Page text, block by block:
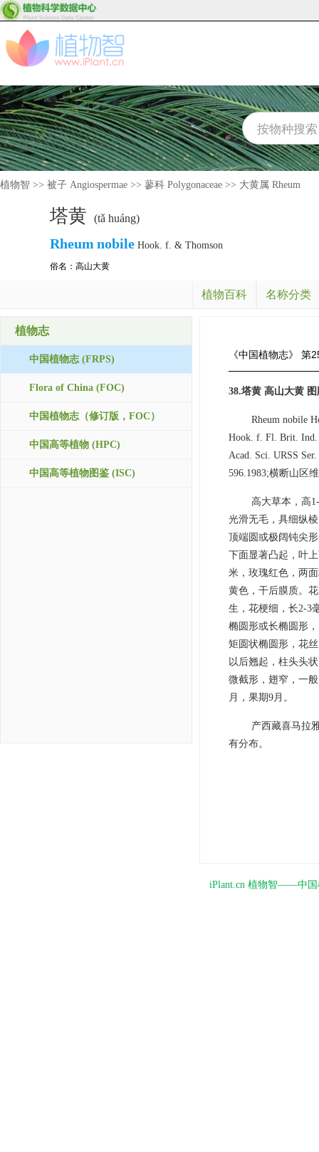
植物智 >> 被子 Angiospermae >> 蓼科 Polygonaceae >> 大黄属 Rheum
塔黄 (tǎ huáng)
Rheum nobile Hook. f. & Thomson
俗名： 高山大黄
植物百科 名称分类
植物志
中国植物志 (FRPS)
Flora of China (FOC)
中国植物志（修订版，FOC）
中国高等植物 (HPC)
中国高等植物图鉴 (ISC)
《中国植物志》 第
38.塔黄 高山大黄 图
Rheum nobile
Hook. f. Fl. Brit. Ind.
Acad. Sci. URSS
596.1983;横断山区
高大草本，高
光滑无毛，具细纵
顶端圆或极阔钝尖
下面显著凸起，叶
米，玫瑰红色，两
黄色，干后膜质。
生，花梗细，长2-3
椭圆形或长椭圆形
矩圆状椭圆形，花
以后翘起，柱头头
微截形，翅窄，一
月，果期9月。
产西藏喜马拉
有分布。
iPlant.cn 植物智——中国